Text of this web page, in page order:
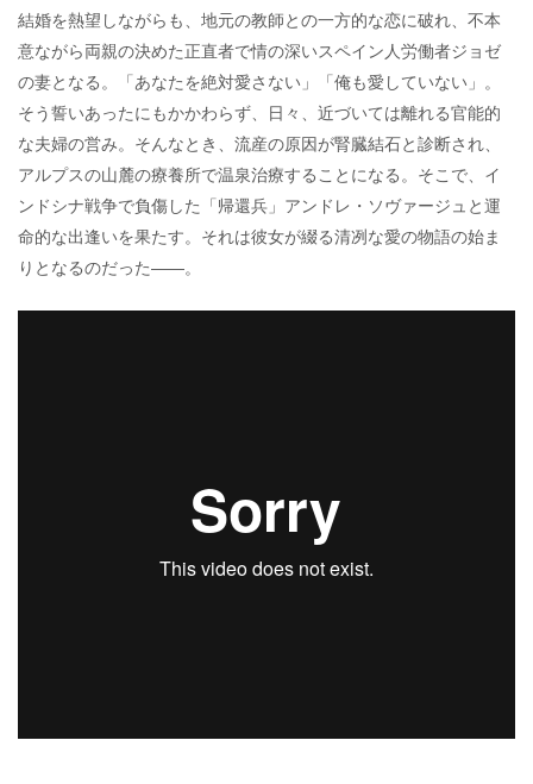
結婚を熱望しながらも、地元の教師との一方的な恋に破れ、不本
意ながら両親の決めた正直者で情の深いスペイン人労働者ジョゼ
の妻となる。「あなたを絶対愛さない」「俺も愛していない」。
そう誓いあったにもかかわらず、日々、近づいては離れる官能的
な夫婦の営み。そんなとき、流産の原因が腎臓結石と診断され、
アルプスの山麓の療養所で温泉治療することになる。そこで、イ
ンドシナ戦争で負傷した「帰還兵」アンドレ・ソヴァージュと運
命的な出逢いを果たす。それは彼女が綴る清冽な愛の物語の始ま
りとなるのだった――。